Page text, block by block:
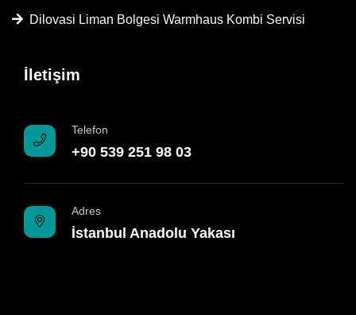
Dilovasi Liman Bolgesi Warmhaus Kombi Servisi
İletişim
Telefon
+90 539 251 98 03
Adres
İstanbul Anadolu Yakası